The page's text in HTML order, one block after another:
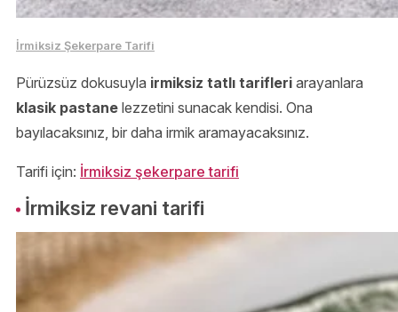
İrmiksiz Şekerpare Tarifi
Pürüzsüz dokusuyla irmiksiz tatlı tarifleri arayanlara
klasik pastane lezzetini sunacak kendisi. Ona
bayılacaksınız, bir daha irmik aramayacaksınız.
Tarifi için: İrmiksiz şekerpare tarifi
İrmiksiz revani tarifi